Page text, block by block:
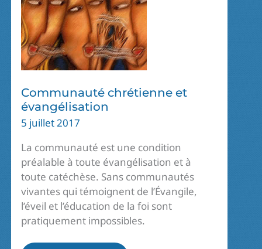
Communauté chrétienne et
évangélisation
5 juillet 2017
La communauté est une condition
préalable à toute évangélisation et à
toute catéchèse. Sans communautés
vivantes qui témoignent de l’Évangile,
l’éveil et l’éducation de la foi sont
pratiquement impossibles.